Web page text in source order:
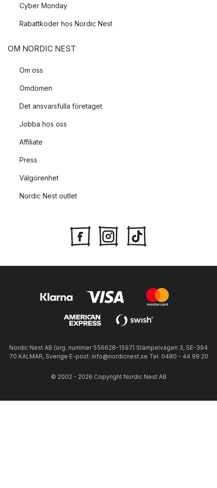
Cyber Monday
Rabattkoder hos Nordic Nest
OM NORDIC NEST
Om oss
Omdömen
Det ansvarsfulla företaget
Jobba hos oss
Affiliate
Press
Välgörenhet
Nordic Nest outlet
Nordic Nest AB (org. nummer 556628-1597) Stämpelvägen 3, SE-394
70 KALMAR, Sverige E-post: info@nordicnest.se Tel. 0480 - 44 99 20
© 2002 - 2026 Copyright Nordic Nest AB